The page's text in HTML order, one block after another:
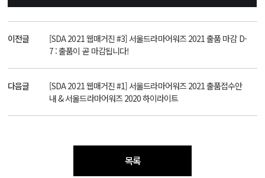
이전글
[SDA 2021 웹매거진 #3] 서울드라마어워즈 2021 출품 마감 D-
7 : 출품이 곧 마감됩니다!
다음글
[SDA 2021 웹매거진 #1] 서울드라마어워즈 2021 출품접수안
내 & 서울드라마어워즈 2020 하이라이트
목록